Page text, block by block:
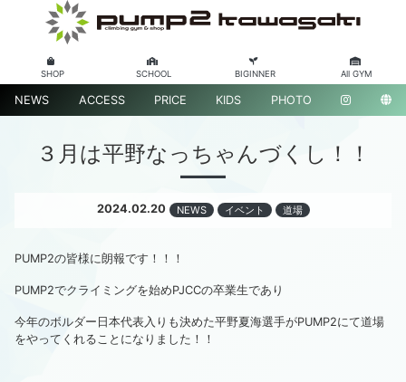
SHOP SCHOOL BIGINNER All GYM
NEWS ACCESS PRICE KIDS PHOTO
３月は平野なっちゃんづくし！！
2024.02.20 NEWS イベント 道場
PUMP2の皆様に朗報です！！！
PUMP2でクライミングを始めPJCCの卒業生であり
今年のボルダー日本代表入りも決めた平野夏海選手がPUMP2にて道場
をやってくれることになりました！！